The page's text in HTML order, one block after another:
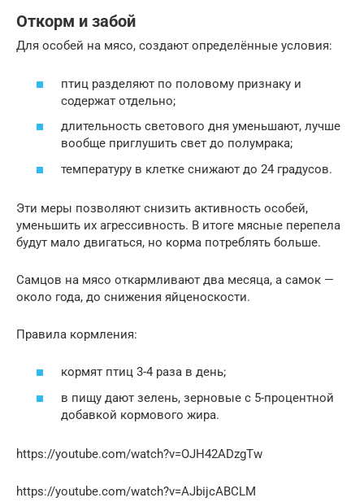
Откорм и забой
Для особей на мясо, создают определённые условия:
птиц разделяют по половому признаку и
содержат отдельно;
длительность светового дня уменьшают, лучше
вообще приглушить свет до полумрака;
температуру в клетке снижают до 24 градусов.
Эти меры позволяют снизить активность особей,
уменьшить их агрессивность. В итоге мясные перепела
будут мало двигаться, но корма потреблять больше.
Самцов на мясо откармливают два месяца, а самок —
около года, до снижения яйценоскости.
Правила кормления:
кормят птиц 3-4 раза в день;
в пищу дают зелень, зерновые с 5-процентной
добавкой кормового жира.
https://youtube.com/watch?v=OJH42ADzgTw
https://youtube.com/watch?v=AJbijcABCLM